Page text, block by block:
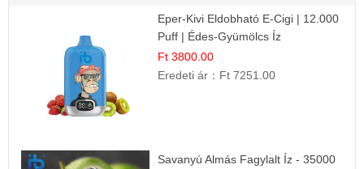
Eper-Kivi Eldobható E-Cigi | 12.000
Puff | Édes-Gyümölcs Íz
Ft 3800.00
Eredeti ár： Ft 7251.00
Savanyú Almás Fagylalt Íz - 35000